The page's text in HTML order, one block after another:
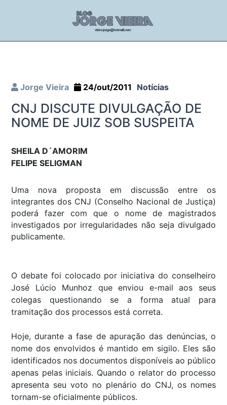
Jorge Vieira 24/out/2011 Notícias
CNJ DISCUTE DIVULGAÇÃO DE
NOME DE JUIZ SOB SUSPEITA
SHEILA D´AMORIM
FELIPE SELIGMAN
Uma nova proposta em discussão entre os
integrantes dos CNJ (Conselho Nacional de Justiça)
poderá fazer com que o nome de magistrados
investigados por irregularidades não seja divulgado
publicamente.
O debate foi colocado por iniciativa do conselheiro
José Lúcio Munhoz que enviou e-mail aos seus
colegas questionando se a forma atual para
tramitação dos processos está correta.
Hoje, durante a fase de apuração das denúncias, o
nome dos envolvidos é mantido em sigilo. Eles são
identificados nos documentos disponíveis ao público
apenas pelas iniciais. Quando o relator do processo
apresenta seu voto no plenário do CNJ, os nomes
tornam-se oficialmente públicos.